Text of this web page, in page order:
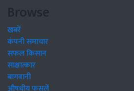
Browse
खबरें
कंपनी समाचार
सफल किसान
साक्षात्कार
बागवानी